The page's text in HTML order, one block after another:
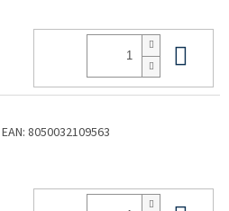
EAN: 8050032109563